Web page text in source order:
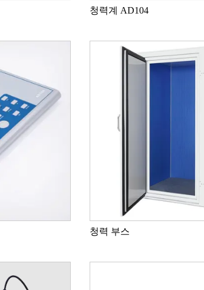
청력계 AD100 청력 부스
청력계 AD104
청력 부스